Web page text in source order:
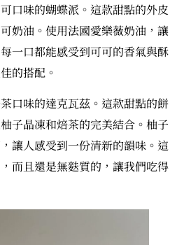
口味的蝴蝶派。這款甜點的外皮
奶油。使用法國愛樂薇奶油，讓
一口都能感受到可可的香氣與酥
的搭配。
口味的達克瓦茲。這款甜點的餅
子晶凍和焙茶的完美結合。柚子
讓人感受到一份清新的韻味。這
而且還是無麩質的，讓我們吃得